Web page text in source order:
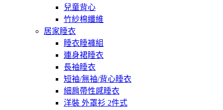
兒童背心
竹紗棉纖維
居家睡衣
睡衣睡褲組
連身裙睡衣
長袖睡衣
短袖/無袖/背心睡衣
細肩帶性感睡衣
洋裝 外罩衫 2件式